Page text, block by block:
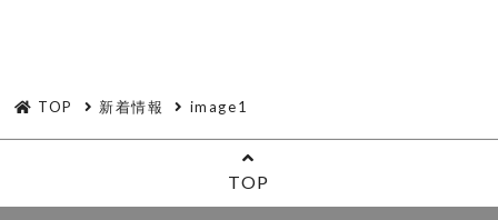
TOP 新着情報 image1
TOP